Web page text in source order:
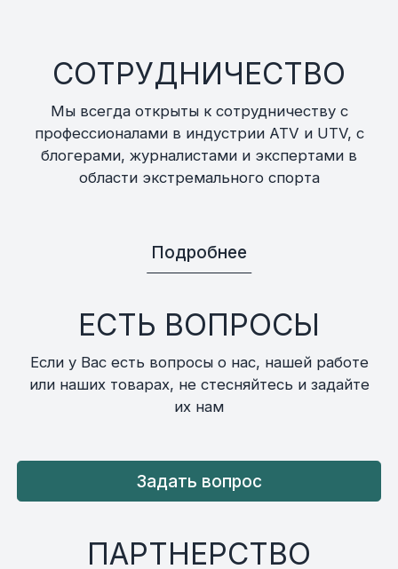
СОТРУДНИЧЕСТВО
Мы всегда открыты к сотрудничеству с
профессионалами в индустрии ATV и UTV, с
блогерами, журналистами и экспертами в
области экстремального спорта
Подробнее
ЕСТЬ ВОПРОСЫ
Если у Вас есть вопросы о нас, нашей работе
или наших товарах, не стесняйтесь и задайте
их нам
Задать вопрос
ПАРТНЕРСТВО